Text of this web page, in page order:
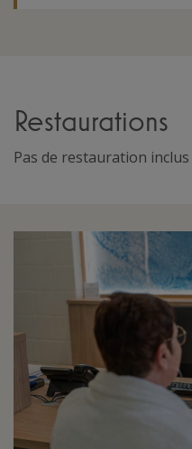
Restaurations
Pas de restauration